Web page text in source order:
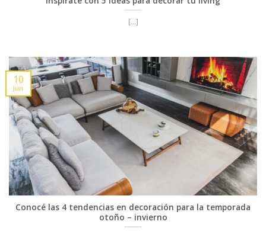
[...]
Conocé las 4 tendencias en decoración para la temporada
otoño – invierno
10
Jun